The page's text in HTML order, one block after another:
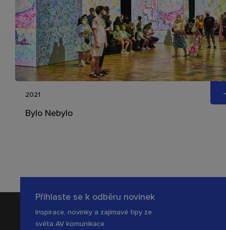
2021
Bylo Nebylo
Přihlaste se k odběru novinek
Inspirace, novinky a zajímavé tipy ze
světa AV komunikace